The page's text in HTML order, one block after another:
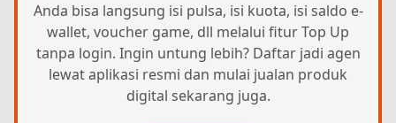
Anda bisa langsung isi pulsa, isi kuota, isi saldo e-
wallet, voucher game, dll melalui fitur Top Up
tanpa login. Ingin untung lebih? Daftar jadi agen
lewat aplikasi resmi dan mulai jualan produk
digital sekarang juga.